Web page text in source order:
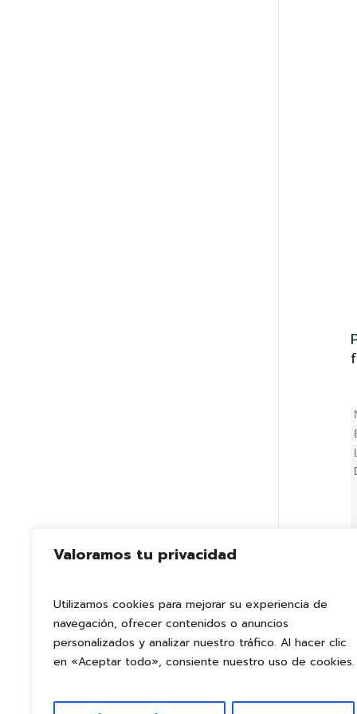
Valoramos tu privacidad
Utilizamos cookies para mejorar su experiencia de
navegación, ofrecer contenidos o anuncios
personalizados y analizar nuestro tráfico. Al hacer clic
en «Aceptar todo», consiente nuestro uso de cookies.